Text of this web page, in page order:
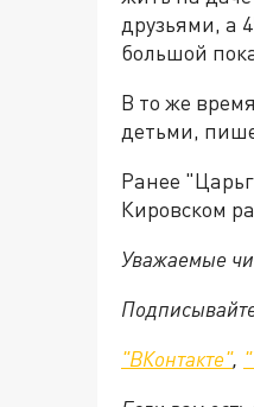
друзьями, а
большой
В то же
детьми,
Ранее
Кировском
Уважаемые
"ВКонтакте",